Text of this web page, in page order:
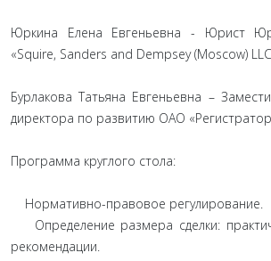
Юркина Елена Евгеньевна - Юрист
«Squire, Sanders and Dempsey (Moscow)
Бурлакова Татьяна Евгеньевна –
директора по развитию ОАО
Программа круглого стола:
Нормативно-правовое регулирование.
Определение размера сделки:
рекомендации.